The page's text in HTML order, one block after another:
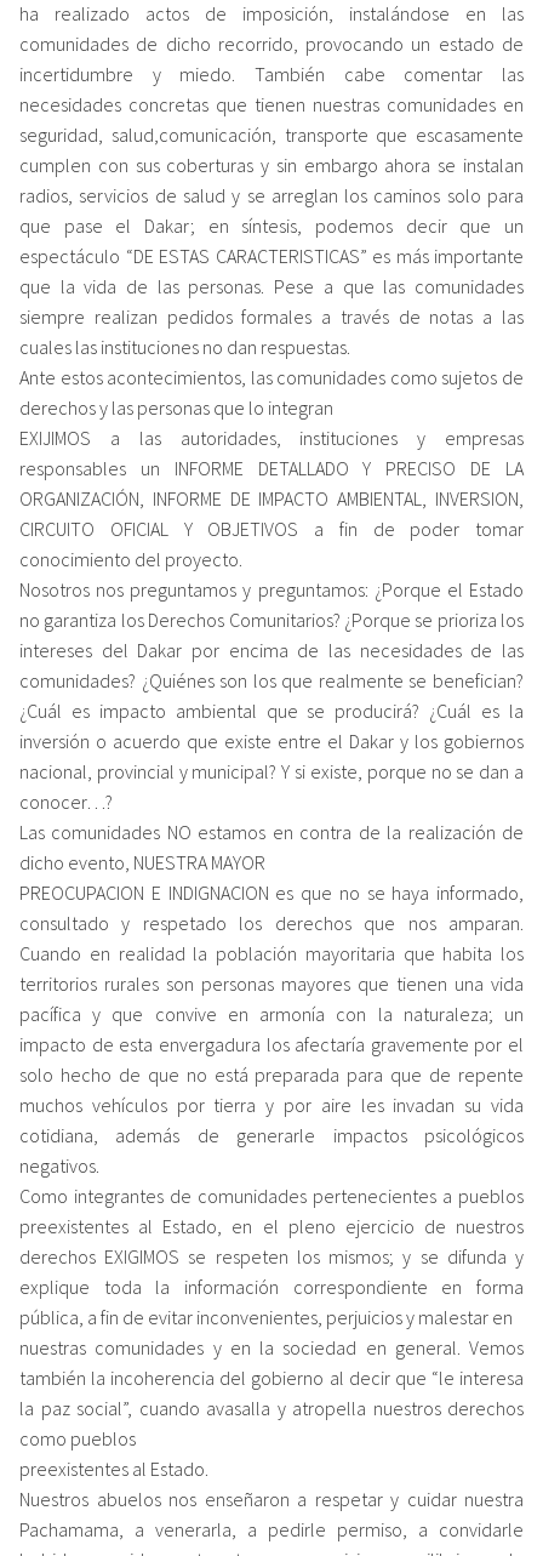
ha realizado actos de imposición, instalándose en las
comunidades de dicho recorrido, provocando un estado de
incertidumbre y miedo. También cabe comentar las
necesidades concretas que tienen nuestras comunidades en
seguridad, salud,comunicación, transporte que escasamente
cumplen con sus coberturas y sin embargo ahora se instalan
radios, servicios de salud y se arreglan los caminos solo para
que pase el Dakar; en síntesis, podemos decir que un
espectáculo “DE ESTAS CARACTERISTICAS” es más importante
que la vida de las personas. Pese a que las comunidades
siempre realizan pedidos formales a través de notas a las
cuales las instituciones no dan respuestas.
Ante estos acontecimientos, las comunidades como sujetos de
derechos y las personas que lo integran
EXIJIMOS a las autoridades, instituciones y empresas
responsables un INFORME DETALLADO Y PRECISO DE LA
ORGANIZACIÓN, INFORME DE IMPACTO AMBIENTAL, INVERSION,
CIRCUITO OFICIAL Y OBJETIVOS a fin de poder tomar
conocimiento del proyecto.
Nosotros nos preguntamos y preguntamos: ¿Porque el Estado
no garantiza los Derechos Comunitarios? ¿Porque se prioriza los
intereses del Dakar por encima de las necesidades de las
comunidades? ¿Quiénes son los que realmente se benefician?
¿Cuál es impacto ambiental que se producirá? ¿Cuál es la
inversión o acuerdo que existe entre el Dakar y los gobiernos
nacional, provincial y municipal? Y si existe, porque no se dan a
conocer…?
Las comunidades NO estamos en contra de la realización de
dicho evento, NUESTRA MAYOR
PREOCUPACION E INDIGNACION es que no se haya informado,
consultado y respetado los derechos que nos amparan.
Cuando en realidad la población mayoritaria que habita los
territorios rurales son personas mayores que tienen una vida
pacífica y que convive en armonía con la naturaleza; un
impacto de esta envergadura los afectaría gravemente por el
solo hecho de que no está preparada para que de repente
muchos vehículos por tierra y por aire les invadan su vida
cotidiana, además de generarle impactos psicológicos
negativos.
Como integrantes de comunidades pertenecientes a pueblos
preexistentes al Estado, en el pleno ejercicio de nuestros
derechos EXIGIMOS se respeten los mismos; y se difunda y
explique toda la información correspondiente en forma
pública, a fin de evitar inconvenientes, perjuicios y malestar en
nuestras comunidades y en la sociedad en general. Vemos
también la incoherencia del gobierno al decir que “le interesa
la paz social”, cuando avasalla y atropella nuestros derechos
como pueblos
preexistentes al Estado.
Nuestros abuelos nos enseñaron a respetar y cuidar nuestra
Pachamama, a venerarla, a pedirle permiso, a convidarle